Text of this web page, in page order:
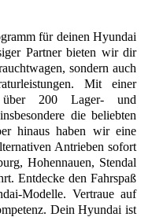
für deinen Hyundai
Partner bieten wir dir
sondern auch
Mit einer
über 200 Lager- und
die beliebten
hinaus haben wir eine
Antrieben sofort
Hohennauen, Stendal
Entdecke den Fahrspaß
Modelle. Vertraue auf
Dein Hyundai ist